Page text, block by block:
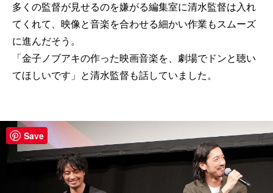
多くの監督が見せるのを嫌がる編集室に清水監督は入れ
てくれて、映像と音楽を合わせる細かい作業もスムーズ
に進んだそう。
「金子ノブアキの作った映画音楽を、劇場でドンと聴い
てほしいです」と清水監督も話していました。
Save